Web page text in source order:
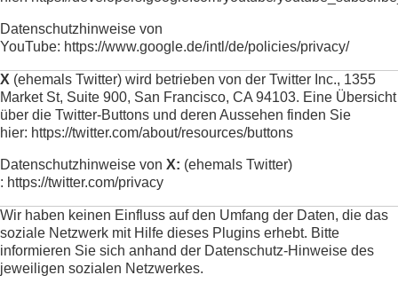
Datenschutzhinweise von
YouTube: https://www.google.de/intl/de/policies/privacy/
X (ehemals Twitter) wird betrieben von der Twitter Inc., 1355
Market St, Suite 900, San Francisco, CA 94103. Eine Übersicht
über die Twitter-Buttons und deren Aussehen finden Sie
hier: https://twitter.com/about/resources/buttons
Datenschutzhinweise von X: (ehemals Twitter)
: https://twitter.com/privacy
Wir haben keinen Einfluss auf den Umfang der Daten, die das
soziale Netzwerk mit Hilfe dieses Plugins erhebt. Bitte
informieren Sie sich anhand der Datenschutz-Hinweise des
jeweiligen sozialen Netzwerkes.